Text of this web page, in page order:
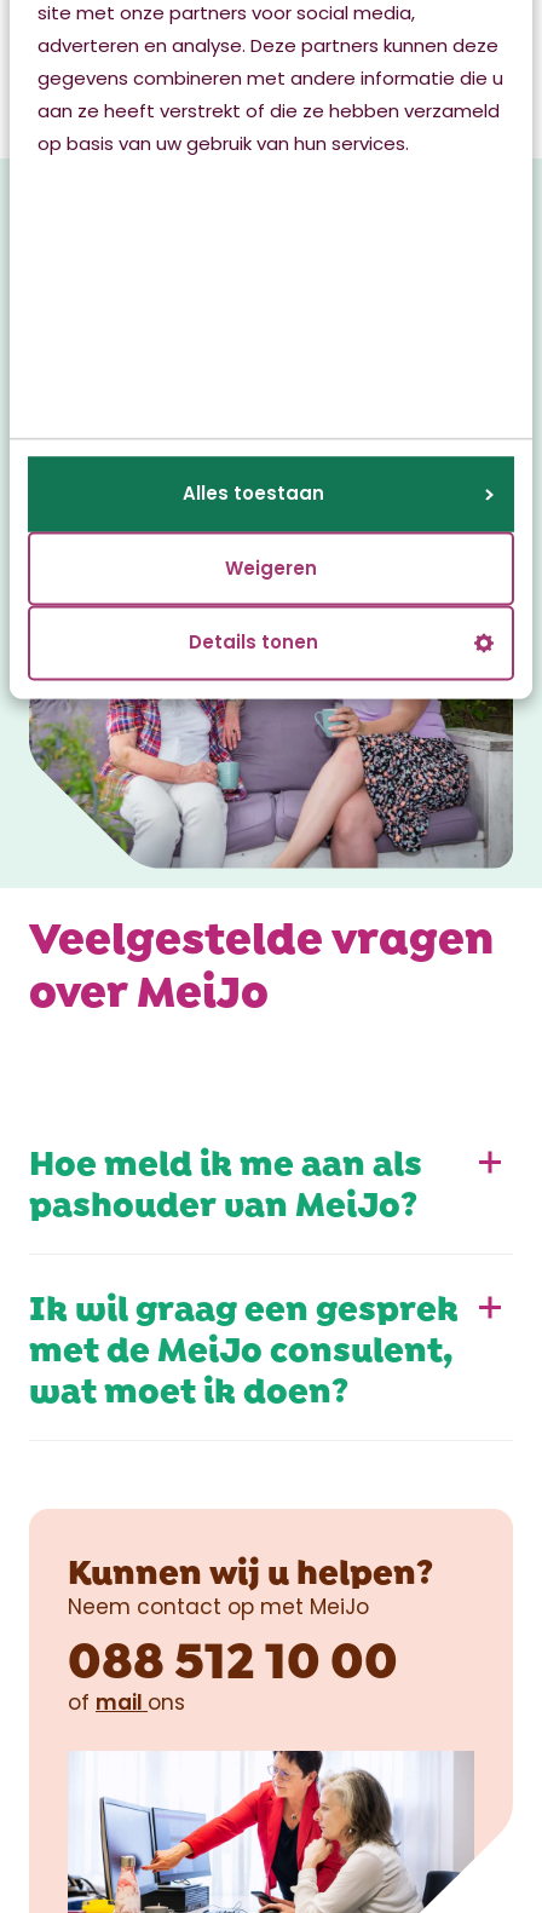
site met onze partners voor social media,
adverteren en analyse. Deze partners kunnen deze
gegevens combineren met andere informatie die u
aan ze heeft verstrekt of die ze hebben verzameld
op basis van uw gebruik van hun services.
Alles toestaan
Weigeren
Details tonen
Bij MeiJo helpen we u graag met een mooi aanbod
van diensten, services, activiteiten, bijeenkomsten
zoals de MeiJo cafés en workshops.
betaling per factuur betaalt u € 26,00).
Veelgestelde vragen
over MeiJo
Hoe meld ik me aan als
pashouder van MeiJo?
Ik wil graag een gesprek
met de MeiJo consulent,
wat moet ik doen?
Kunnen wij u helpen?
Neem contact op met MeiJo
088 512 10 00
of mail ons